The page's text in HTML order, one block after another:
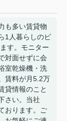
も多い賃貸物
1人暮らしのビ
す。モニター
対面せずに会
室乾燥機・洗
賃料が月5.2万
貸情報のこと
さい。当社
おります。ご